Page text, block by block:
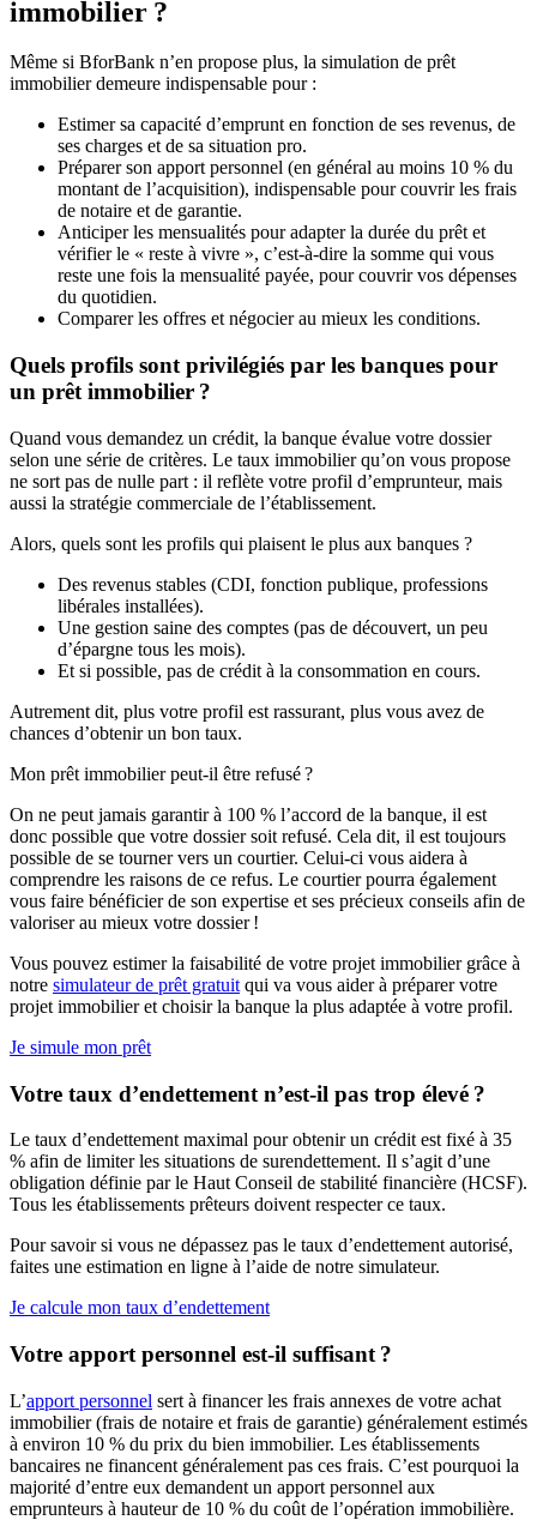
immobilier ?
Même si BforBank n’en propose plus, la simulation de prêt
immobilier demeure indispensable pour :
Estimer sa capacité d’emprunt en fonction de ses revenus, de
ses charges et de sa situation pro.
Préparer son apport personnel (en général au moins 10 % du
montant de l’acquisition), indispensable pour couvrir les frais
de notaire et de garantie.
Anticiper les mensualités pour adapter la durée du prêt et
vérifier le « reste à vivre », c’est-à-dire la somme qui vous
reste une fois la mensualité payée, pour couvrir vos dépenses
du quotidien.
Comparer les offres et négocier au mieux les conditions.
Quels profils sont privilégiés par les banques pour
un prêt immobilier ?
Quand vous demandez un crédit, la banque évalue votre dossier
selon une série de critères. Le taux immobilier qu’on vous propose
ne sort pas de nulle part : il reflète votre profil d’emprunteur, mais
aussi la stratégie commerciale de l’établissement.
Alors, quels sont les profils qui plaisent le plus aux banques ?
Des revenus stables (CDI, fonction publique, professions
libérales installées).
Une gestion saine des comptes (pas de découvert, un peu
d’épargne tous les mois).
Et si possible, pas de crédit à la consommation en cours.
Autrement dit, plus votre profil est rassurant, plus vous avez de
chances d’obtenir un bon taux.
Mon prêt immobilier peut-il être refusé ?
On ne peut jamais garantir à 100 % l’accord de la banque, il est
donc possible que votre dossier soit refusé. Cela dit, il est toujours
possible de se tourner vers un courtier. Celui-ci vous aidera à
comprendre les raisons de ce refus. Le courtier pourra également
vous faire bénéficier de son expertise et ses précieux conseils afin de
valoriser au mieux votre dossier !
Vous pouvez estimer la faisabilité de votre projet immobilier grâce à
notre simulateur de prêt gratuit qui va vous aider à préparer votre
projet immobilier et choisir la banque la plus adaptée à votre profil.
Je simule mon prêt
Votre taux d’endettement n’est-il pas trop élevé ?
Le taux d’endettement maximal pour obtenir un crédit est fixé à 35
% afin de limiter les situations de surendettement. Il s’agit d’une
obligation définie par le Haut Conseil de stabilité financière (HCSF).
Tous les établissements prêteurs doivent respecter ce taux.
Pour savoir si vous ne dépassez pas le taux d’endettement autorisé,
faites une estimation en ligne à l’aide de notre simulateur.
Je calcule mon taux d’endettement
Votre apport personnel est-il suffisant ?
L’apport personnel sert à financer les frais annexes de votre achat
immobilier (frais de notaire et frais de garantie) généralement estimés
à environ 10 % du prix du bien immobilier. Les établissements
bancaires ne financent généralement pas ces frais. C’est pourquoi la
majorité d’entre eux demandent un apport personnel aux
emprunteurs à hauteur de 10 % du coût de l’opération immobilière.